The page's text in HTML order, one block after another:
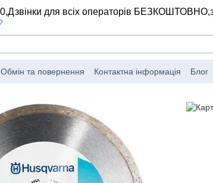
Дзвінки для всіх операторів БЕЗКОШТОВНО,
Обмін та повернення Контактна інформація Блог